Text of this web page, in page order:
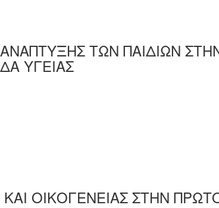
ΤΩΝ ΠΑΙΔΙΩΝ
ΥΓΕΙΑΣ
ΚΑΙ ΟΙΚΟΓΕΝΕΙΑΣ ΣΤΗΝ